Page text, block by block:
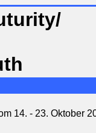
14. - 23. Oktober